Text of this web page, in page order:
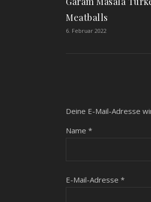
Meatballs
6. Februar 2022
Deine E-Mail-Adresse
Name *
E-Mail-Adresse *